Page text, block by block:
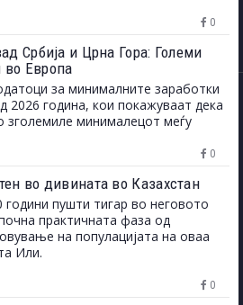
0
Србија и Црна Гора: Големи
во Европа
за минималните заработки
2026 година, кои покажуваат дека
зголемиле минималецот меѓу
0
во дивината во Казахстан
пушти тигар во неговото
практичната фаза од
на популацијата на оваа
Или.
0